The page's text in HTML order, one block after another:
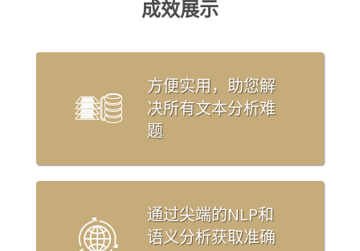
成效展示
方便实用，助您解
决所有文本分析难
题
通过尖端的NLP和
语义分析获取准确